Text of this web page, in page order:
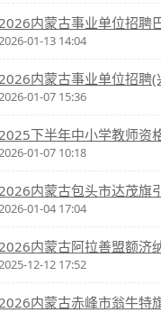
01-13 14:04
内蒙古事业单位招聘
01-07 15:36
01-07 10:18
01-04 17:04
12-12 17:52